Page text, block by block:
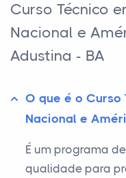
Curso Técnico
Nacional e
Adustina - BA
O que é o Curso
Nacional e
É um programa
qualidade para